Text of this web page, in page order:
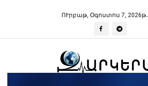
ՈՒրբաթ, Օգոստոս 7, 2026թ․